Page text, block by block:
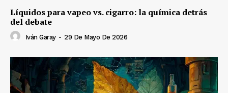
Líquidos para vapeo vs. cigarro: la química detrás
del debate
Iván Garay - 29 De Mayo De 2026